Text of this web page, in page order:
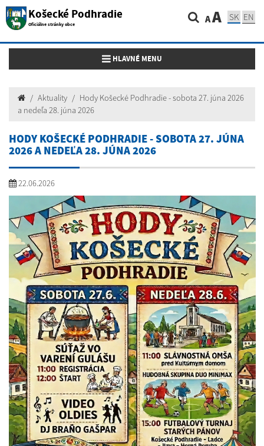
Košecké Podhradie
Oficiálne stránky obce AA SK EN
Toggle navigation
HLAVNÉ MENU
Aktuality
Hody Košecké Podhradie - sobota 27. júna 2026
a nedeľa 28. júna 2026
HODY KOŠECKÉ PODHRADIE - SOBOTA 27. JÚNA
2026 A NEDEĽA 28. JÚNA 2026
22.06.2026